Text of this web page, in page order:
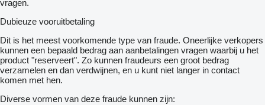
vragen.
Dubieuze vooruitbetaling
Dit is het meest voorkomende type van fraude. Oneerlijke verkopers
kunnen een bepaald bedrag aan aanbetalingen vragen waarbij u het
product "reserveert". Zo kunnen fraudeurs een groot bedrag
verzamelen en dan verdwijnen, en u kunt niet langer in contact
komen met hen.
Diverse vormen van deze fraude kunnen zijn: